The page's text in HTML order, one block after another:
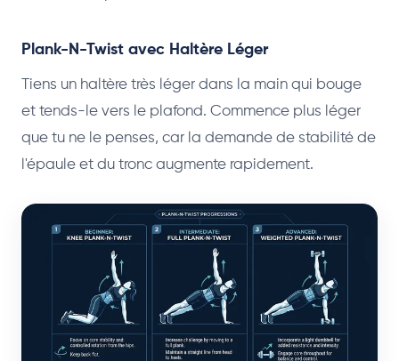
Plank-N-Twist avec Haltère Léger
Tiens un haltère très léger dans la main qui bouge
et tends-le vers le plafond. Commence plus léger
que tu ne le penses, car la demande de stabilité de
l'épaule et du tronc augmente rapidement.